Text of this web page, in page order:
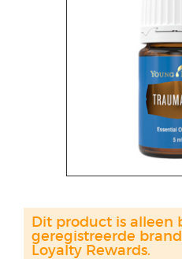
Dit product is alleen
geregistreerde
Loyalty Rewards.